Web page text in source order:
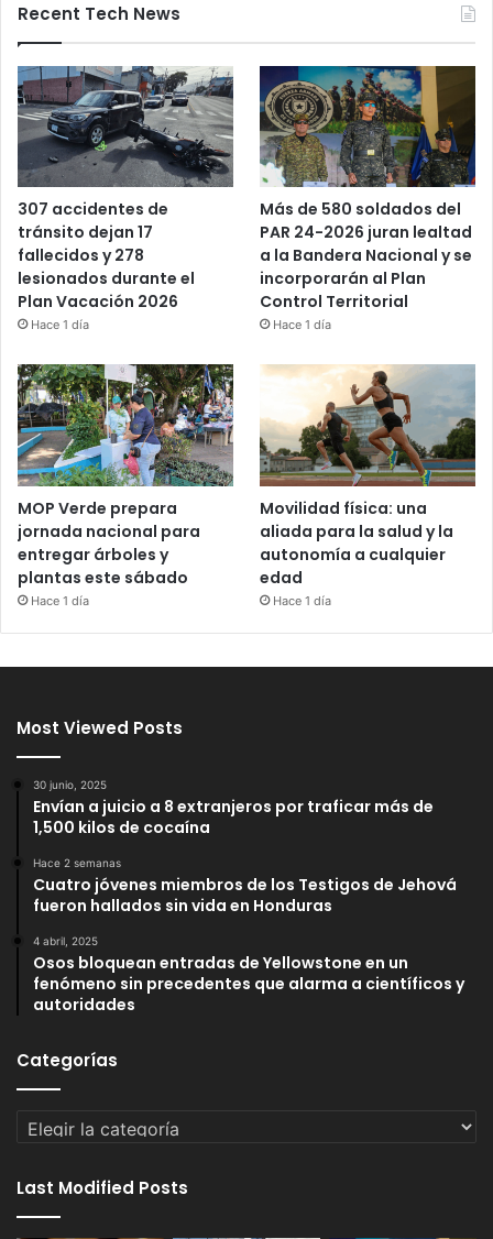
Recent Tech News
307 accidentes de
tránsito dejan 17
fallecidos y 278
lesionados durante el
Plan Vacación 2026
Hace 1 día
Más de 580 soldados del
PAR 24-2026 juran lealtad
a la Bandera Nacional y se
incorporarán al Plan
Control Territorial
Hace 1 día
MOP Verde prepara
jornada nacional para
entregar árboles y
plantas este sábado
Hace 1 día
Movilidad física: una
aliada para la salud y la
autonomía a cualquier
edad
Hace 1 día
Most Viewed Posts
30 junio, 2025
Envían a juicio a 8 extranjeros por traficar más de
1,500 kilos de cocaína
Hace 2 semanas
Cuatro jóvenes miembros de los Testigos de Jehová
fueron hallados sin vida en Honduras
4 abril, 2025
Osos bloquean entradas de Yellowstone en un
fenómeno sin precedentes que alarma a científicos y
autoridades
Categorías
Categorías
Last Modified Posts